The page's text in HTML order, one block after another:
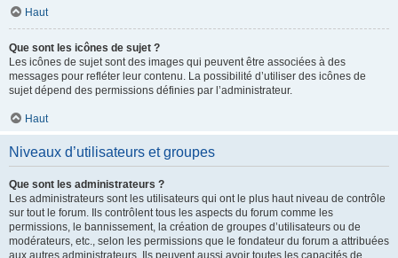
Haut
Que sont les icônes de sujet ?
Les icônes de sujet sont des images qui peuvent être associées à des
messages pour refléter leur contenu. La possibilité d’utiliser des icônes de
sujet dépend des permissions définies par l’administrateur.
Haut
Niveaux d’utilisateurs et groupes
Que sont les administrateurs ?
Les administrateurs sont les utilisateurs qui ont le plus haut niveau de contrôle
sur tout le forum. Ils contrôlent tous les aspects du forum comme les
permissions, le bannissement, la création de groupes d’utilisateurs ou de
modérateurs, etc., selon les permissions que le fondateur du forum a attribuées
aux autres administrateurs. Ils peuvent aussi avoir toutes les capacités de